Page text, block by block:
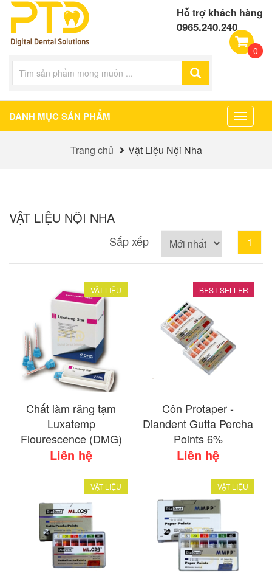
Hỗ trợ khách hàng
0965.240.240
0
DANH MỤC SẢN PHẨM
Toggle
Trang chủ
Vật Liệu Nội Nha
VẬT LIỆU NỘI NHA
Sắp xếp
VẬT LIỆU
Chất làm răng tạm
Luxatemp
Flourescence (DMG)
Liên hệ
BEST SELLER
Côn Protaper -
Diandent Gutta Percha
Points 6%
Liên hệ
VẬT LIỆU VẬT LIỆU